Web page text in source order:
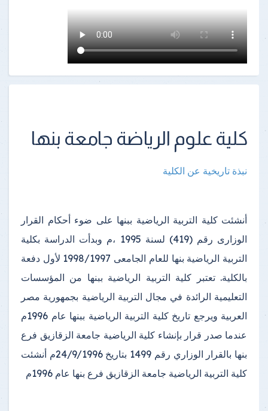
كلية علوم الرياضة جامعة بنها
نبذة تاريخية عن الكلية
أنشئت كلية التربية الرياضية ببنها على ضوء أحكام القرار
الوزارى رقم (419) لسنة 1995 ،م وبدأت الدراسة بكلية
التربية الرياضية بنها للعام الجامعى 1998/1997 لأول دفعة
بالكلية. تعتبر كلية التربية الرياضية ببنها من المؤسسات
التعليمية الرائدة في مجال التربية الرياضية بجمهورية مصر
العربية
ويرجع تاريخ كلية التربية الرياضية ببنها عام 1996م
عندما صدر قرار بإنشاء كلية الرياضية جامعة الزقازيق فرع
بنها بالقرار الوزاري رقم 1499 بتاريخ 24/9/1996م أنشئت
كلية التربية الرياضية جامعة الزقازيق فرع بنها عام 1996م